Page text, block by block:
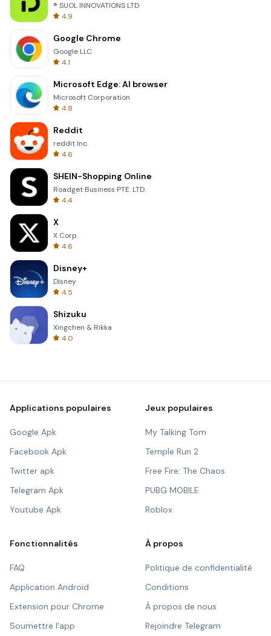
® SUOL INNOVATIONS LTD
4.9
Google Chrome
Google LLC
4.1
Microsoft Edge: AI browser
Microsoft Corporation
4.8
Reddit
reddit Inc.
4.6
SHEIN-Shopping Online
Roadget Business PTE. LTD.
4.4
X
X Corp.
4.6
Disney+
Disney
4.5
Shizuku
Xingchen & Rikka
4.0
Applications populaires
Google Apk
Facebook Apk
Twitter apk
Telegram Apk
Youtube Apk
Jeux populaires
My Talking Tom
Temple Run 2
Free Fire: The Chaos
PUBG MOBILE
Roblox
Fonctionnalités
FAQ
Application Android
Extension pour Chrome
Soumettre l'app
À propos
Politique de confidentialité
Conditions
À propos de nous
Rejoindre Telegram